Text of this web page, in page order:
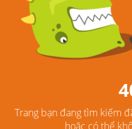
Trang bạn đang tìm kiếm
hoặc có thể